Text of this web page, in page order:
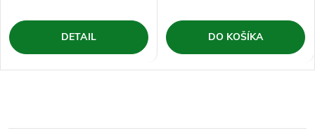
DETAIL DO KOŠÍKA